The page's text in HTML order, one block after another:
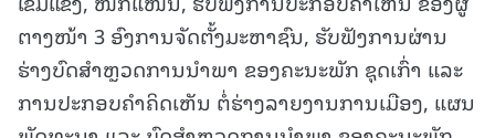
ຕາງໜ້າ 3 ອົງການຈັດຕັ້ງມະຫາຊົນ, ຮັບຟັງການຜ່ານ
ຮ່າງບົດສໍາຫຼວດການນໍາພາ ຂອງຄະນະພັກ ຊຸດເກົ່າ ແລະ
ການປະກອບຄໍາຄິດເຫັນ ຕໍ່ຮ່າງລາຍງານການເມືອງ, ແຜນ